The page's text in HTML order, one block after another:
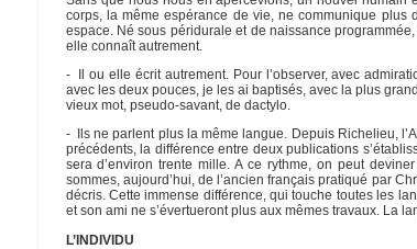
corps, la même espérance de vie, ne communique
espace. Né sous péridurale et de naissance
elle connaît autrement.
- Il ou elle écrit autrement. Pour l’observer, avec
avec les deux pouces, je les ai baptisés, avec la plus
vieux mot, pseudo-savant, de dactylo.
- Ils ne parlent plus la même langue. Depuis Richelieu,
précédents, la différence entre deux publications
sera d’environ trente mille. A ce rythme, on peut
sommes, aujourd’hui, de l’ancien français pratiqué par
décris. Cette immense différence, qui touche toutes les
et son ami ne s’évertueront plus aux mêmes travaux. La
L’INDIVIDU